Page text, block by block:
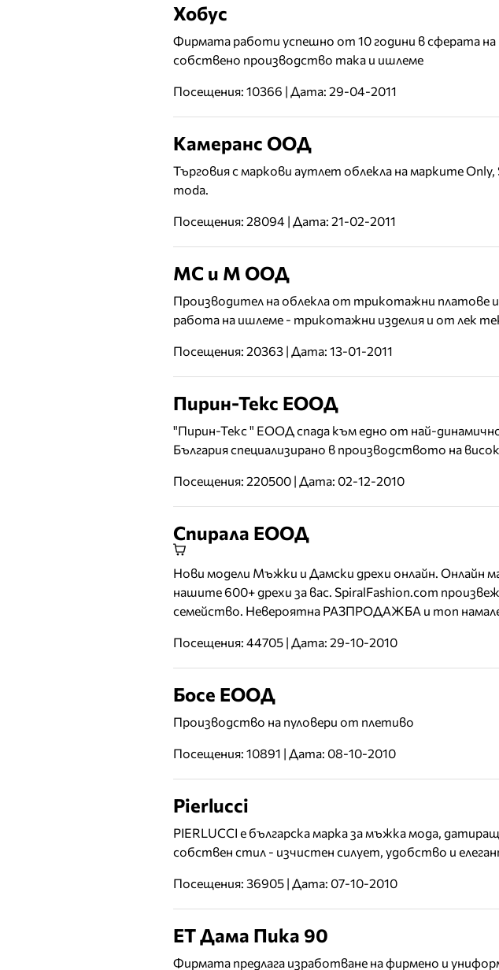
Хобус
Фирмата работи успешно от 10 години в сферата
собствено производство така и ишлеме
Посещения: 10366 | Дата: 29-04-2011
Камеранс ООД
Търговия с маркови аутлет облекла на марките Only,
moda.
Посещения: 28094 | Дата: 21-02-2011
МС и М ООД
Производител на облекла от трикотажни платове
работа на ишлеме - трикотажни изделия и от лек
Посещения: 20363 | Дата: 13-01-2011
Пирин-Текс ЕООД
"Пирин-Текс " ЕООД спада към едно от най-
България специализирано в производството на
Посещения: 220500 | Дата: 02-12-2010
Спирала ЕООД
Нови модели Мъжки и Дамски дрехи онлайн. Онлайн
нашите 600+ дрехи за вас. SpiralFashion.com
семейство. Невероятна РАЗПРОДАЖБА и топ
Посещения: 44705 | Дата: 29-10-2010
Босе ЕООД
Производство на пуловери от плетиво
Посещения: 10891 | Дата: 08-10-2010
Pierlucci
PIERLUCCI е българска марка за мъжка мода,
собствен стил - изчистен силует, удобство и
Посещения: 36905 | Дата: 07-10-2010
ЕТ Дама Пика 90
Фирмата предлага изработване на фирмено и